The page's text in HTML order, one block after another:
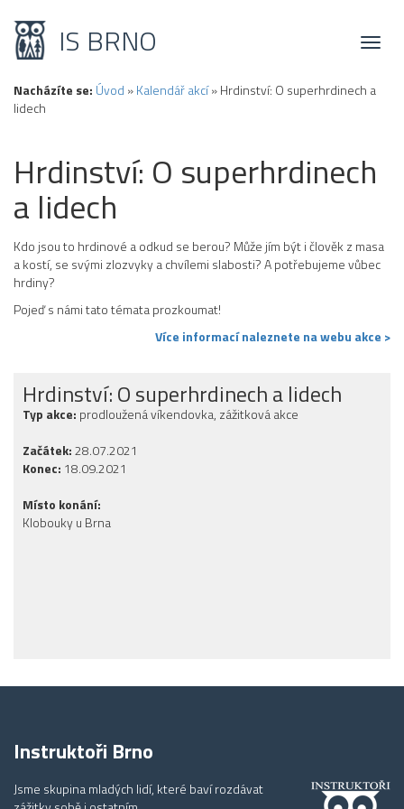
Toggle
IS BRNO
Nacházíte se: Úvod »Kalendář akcí»Hrdinství: O superhrdinech a
lidech
Hrdinství: O superhrdinech
a lidech
Kdo jsou to hrdinové a odkud se berou? Může jím být i člověk z masa
a kostí, se svými zlozvyky a chvílemi slabosti? A potřebujeme vůbec
hrdiny?
Pojeď s námi tato témata prozkoumat!
Více informací naleznete na webu akce >
Hrdinství: O superhrdinech a lidech
Typ akce: prodloužená víkendovka, zážitková akce
Začátek:28.07.2021
Konec: 18.09.2021
Místo konání:
Klobouky u Brna
Instruktoři Brno
Jsme skupina mladých lidí, které baví rozdávat